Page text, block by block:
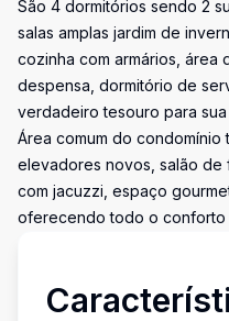
São 4 dormitórios sendo 2
salas amplas jardim de
cozinha com armários,
despensa, dormitório de
verdadeiro tesouro para sua
Área comum do
elevadores novos, salão de
com jacuzzi, espaço
oferecendo todo o conforto